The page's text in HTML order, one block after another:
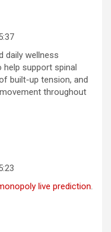
daily wellness
support spinal
built-up tension, and
throughout
live prediction.